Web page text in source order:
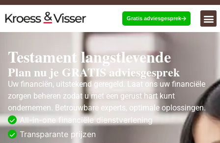
Gratis adviesgesprek
Testament langstlevende
Plan nu je GRATIS adviesgesprek
Uw financiën, uitstekend geregeld. Laat ons uw financiële
zorgen beheren zodat u met een gerust hart kunt
ondernemen. Betrouwbare experts, optimale oplossingen.
All-in-one financiële dienstverlening
Transparante prijzen